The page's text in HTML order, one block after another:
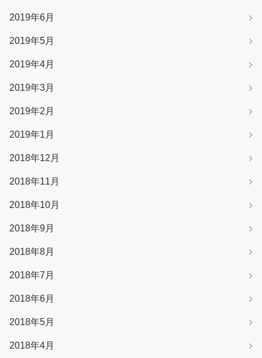
2019年6月
2019年5月
2019年4月
2019年3月
2019年2月
2019年1月
2018年12月
2018年11月
2018年10月
2018年9月
2018年8月
2018年7月
2018年6月
2018年5月
2018年4月